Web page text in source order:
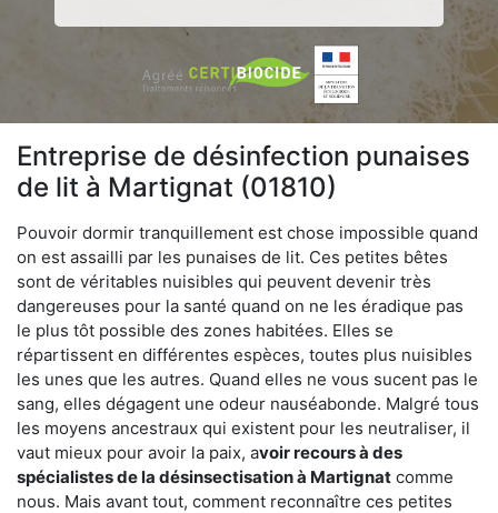
Entreprise de désinfection punaises
de lit à Martignat (01810)
Pouvoir dormir tranquillement est chose impossible quand
on est assailli par les punaises de lit. Ces petites bêtes
sont de véritables nuisibles qui peuvent devenir très
dangereuses pour la santé quand on ne les éradique pas
le plus tôt possible des zones habitées. Elles se
répartissent en différentes espèces, toutes plus nuisibles
les unes que les autres. Quand elles ne vous sucent pas le
sang, elles dégagent une odeur nauséabonde. Malgré tous
les moyens ancestraux qui existent pour les neutraliser, il
vaut mieux pour avoir la paix, avoir recours à des
spécialistes de la désinsectisation à Martignat comme
nous. Mais avant tout, comment reconnaître ces petites